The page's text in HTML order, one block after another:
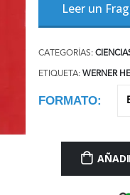
Leer un
CATEGORÍAS:
ETIQUETA: WERNER
FORMATO